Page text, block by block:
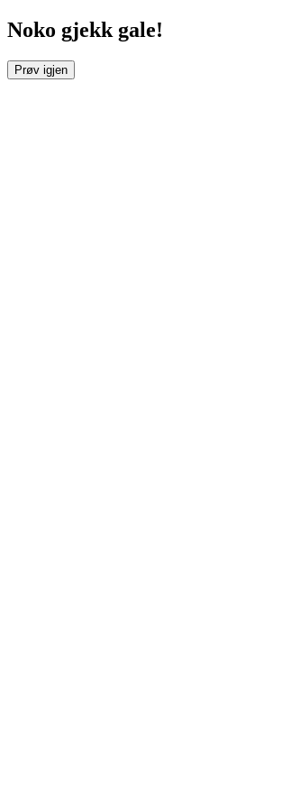
Noko gjekk gale!
Prøv igjen